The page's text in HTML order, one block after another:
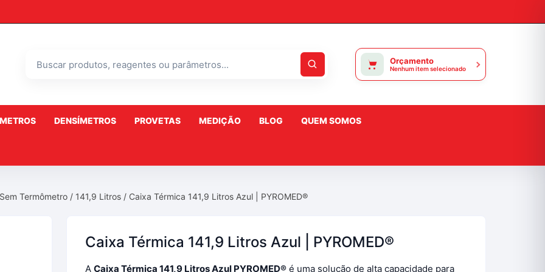
Buscar
Orçamento
Nenhum item selecionado
DENSÍMETROS
Densímetros Massa
Especifica
PROVETAS MEDIÇÃO BLOG QUEM SOMOS
Termômetro / 141,9 Litros / Caixa Térmica 141,9 Litros Azul | PYROMED®
Caixa Térmica 141,9 Litros Azul | PYROMED®
A Caixa Térmica 141,9 Litros Azul PYROMED® é uma solução de alta capacidade para